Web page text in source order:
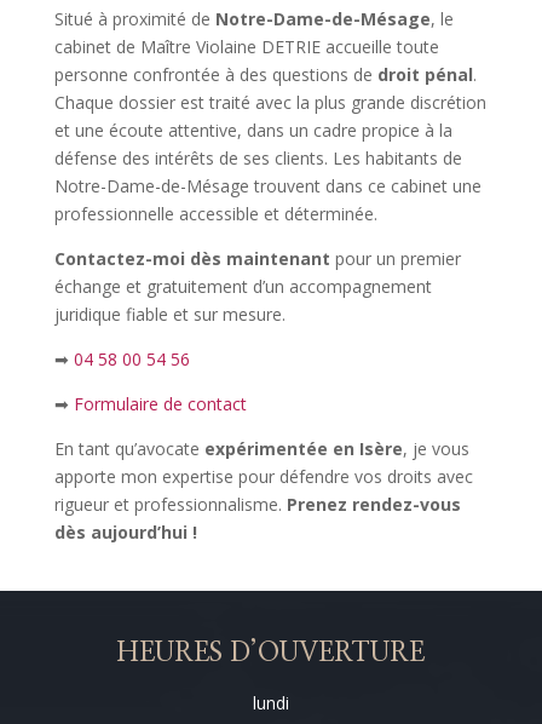
Situé à proximité de Notre-Dame-de-Mésage, le
cabinet de Maître Violaine DETRIE accueille toute
personne confrontée à des questions de droit pénal.
Chaque dossier est traité avec la plus grande discrétion
et une écoute attentive, dans un cadre propice à la
défense des intérêts de ses clients. Les habitants de
Notre-Dame-de-Mésage trouvent dans ce cabinet une
professionnelle accessible et déterminée.
Contactez-moi dès maintenant pour un premier
échange et gratuitement d’un accompagnement
juridique fiable et sur mesure.
➡ 04 58 00 54 56
➡ Formulaire de contact
En tant qu’avocate expérimentée en Isère, je vous
apporte mon expertise pour défendre vos droits avec
rigueur et professionnalisme. Prenez rendez-vous
dès aujourd’hui !
HEURES D’OUVERTURE
lundi